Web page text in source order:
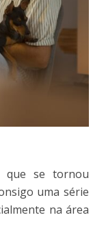
que se tornou
uma série
na área